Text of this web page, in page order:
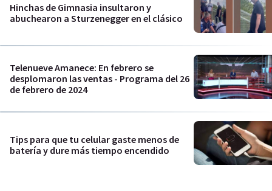
Hinchas de Gimnasia insultaron y
abuchearon a Sturzenegger en el clásico
Telenueve Amanece: En febrero se
desplomaron las ventas - Programa del 26
de febrero de 2024
Tips para que tu celular gaste menos de
batería y dure más tiempo encendido